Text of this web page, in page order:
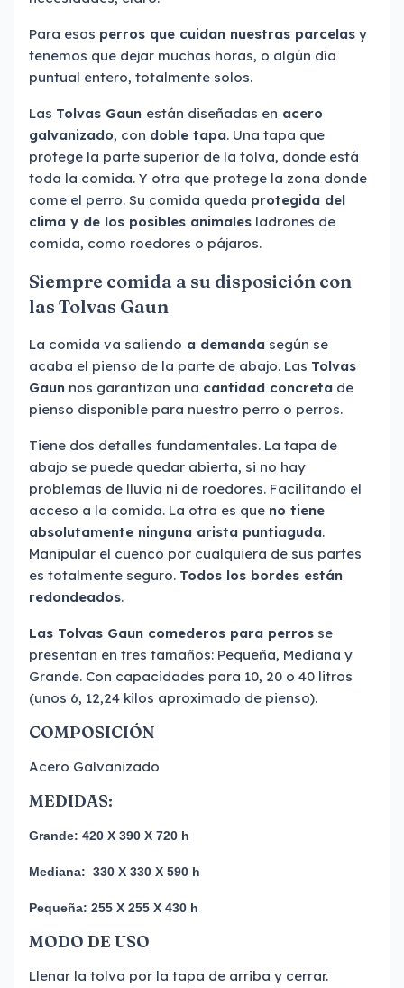
Para esos perros que cuidan nuestras parcelas y
tenemos que dejar muchas horas, o algún día
puntual entero, totalmente solos.
Las Tolvas Gaun están diseñadas en acero
galvanizado, con doble tapa. Una tapa que
protege la parte superior de la tolva, donde está
toda la comida. Y otra que protege la zona donde
come el perro. Su comida queda protegida del
clima y de los posibles animales ladrones de
comida, como roedores o pájaros.
Siempre comida a su disposición con
las Tolvas Gaun
La comida va saliendo a demanda según se
acaba el pienso de la parte de abajo. Las Tolvas
Gaun nos garantizan una cantidad concreta de
pienso disponible para nuestro perro o perros.
Tiene dos detalles fundamentales. La tapa de
abajo se puede quedar abierta, si no hay
problemas de lluvia ni de roedores. Facilitando el
acceso a la comida. La otra es que no tiene
absolutamente ninguna arista puntiaguda.
Manipular el cuenco por cualquiera de sus partes
es totalmente seguro. Todos los bordes están
redondeados.
Las Tolvas Gaun comederos para perros se
presentan en tres tamaños: Pequeña, Mediana y
Grande. Con capacidades para 10, 20 o 40 litros
(unos 6, 12,24 kilos aproximado de pienso).
COMPOSICIÓN
Acero Galvanizado
MEDIDAS:
Grande: 420 X 390 X 720 h
Mediana: 330 X 330 X 590 h
Pequeña: 255 X 255 X 430 h
MODO DE USO
Llenar la tolva por la tapa de arriba y cerrar.